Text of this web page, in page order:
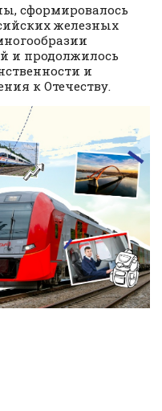
сформировалось
железных
и продолжилось
и
к Отечеству.